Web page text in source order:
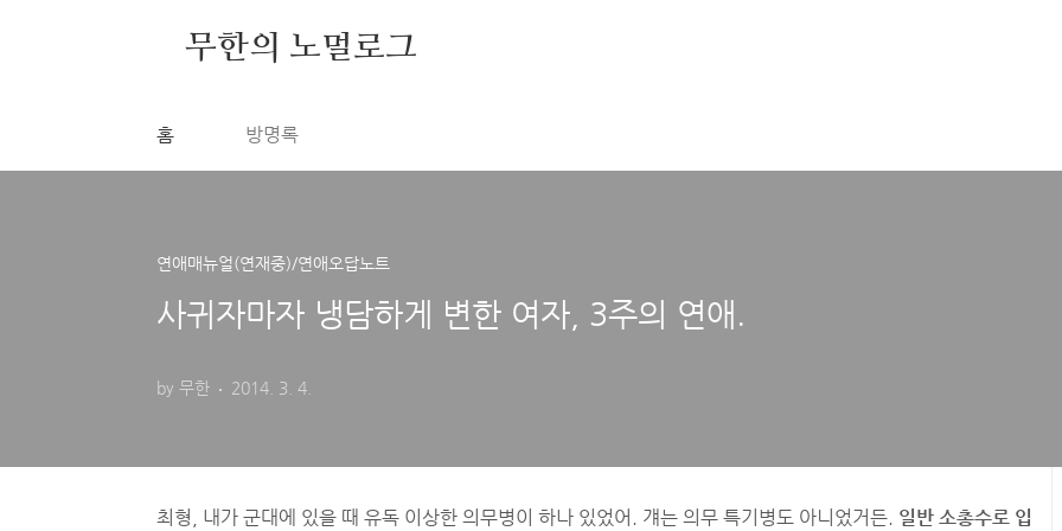
무한의 노멀로그
홈 방명록
연애매뉴얼(연재중)/연애오답노트
사귀자마자 냉담하게 변한 여자, 3주의 연애.
by 무한 2014. 3. 4.
최형, 내가 군대에 있을 때 유독 이상한 의무병이 하나 있었어. 걔는 의무 특기병도 아니었거든. 일반 소총수로 입